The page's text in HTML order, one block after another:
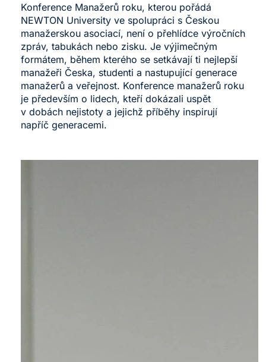
Konference Manažerů roku, kterou pořádá
NEWTON University ve spolupráci s Českou
manažerskou asociací, není o přehlídce výročních
zpráv, tabukách nebo zisku. Je výjimečným
formátem, během kterého se setkávají ti nejlepší
manažeři Česka, studenti a nastupující generace
manažerů a veřejnost. Konference manažerů roku
je především o lidech, kteří dokázali uspět
v dobách nejistoty a jejichž příběhy inspirují
napříč generacemi.